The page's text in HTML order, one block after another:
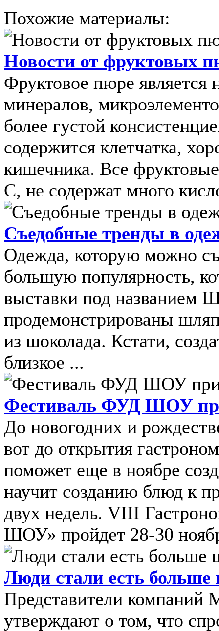
Похожие материалы:
Новости от фруктовых
Фруктовое пюре
минералов,
более густой
содержится клетчатка,
кишечника. Все
С, не содержат много
Съедобные тренды в
Одежда, которую можно
большую популярность,
выставки под названием
продемонстрированы
из шоколада. Кстати,
близкое ...
Фестиваль ФУД ШОУ
До новогодних и
вот до открытия
поможет еще в ноябре
научит созданию блюд к
двух недель. VIII
ШОУ» пройдет 28-30
Люди стали есть больше
Представители компаний
утверждают о том, что